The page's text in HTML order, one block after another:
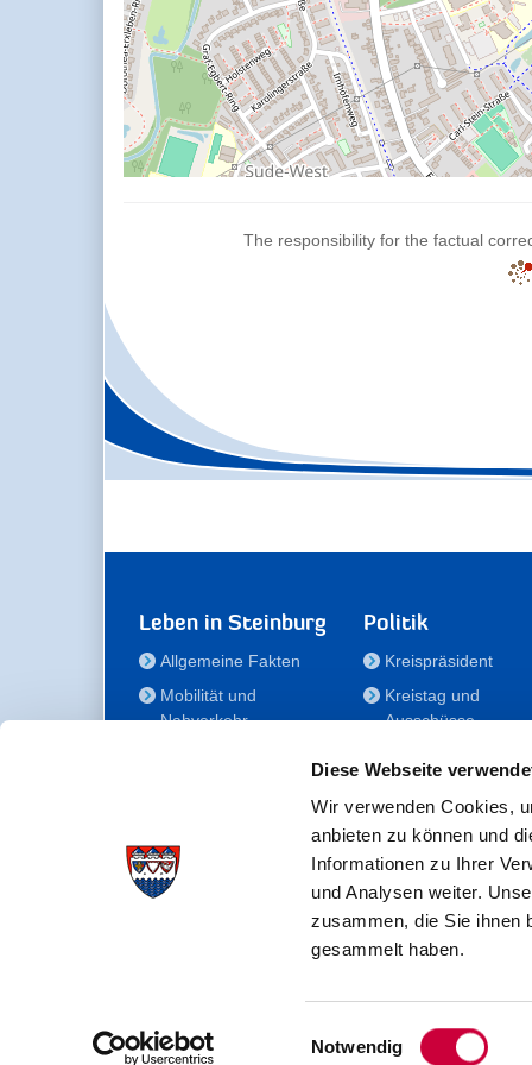
Diese Webseite
Wir verwenden Cookies,
anbieten zu können und
Informationen zu Ihrer
und Analysen weiter.
zusammen, die Sie ihnen
gesammelt haben.
Einwilligungsauswahl
Notwendig
The responsibility for the factual
Leben in Steinburg
Allgemeine Fakten
Mobilität und
Nahverkehr
Gesundheit
Bildung
Politik
Kreispräsident
Kreistag und
Ausschüsse
für Menschen mit
Behinderung
Der
Kreisseniorenbeirat
Förderstiftung
Kreisverwaltung Steinburg · Viktoriastraße 16-18